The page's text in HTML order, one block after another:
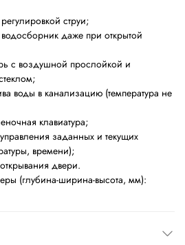
струи;
даже при открытой
с воздушной прослойкой и
воды в канализацию (температура не
клавиатура;
заданных и текущих
времени);
двери.
(глубина-ширина-высота, мм):